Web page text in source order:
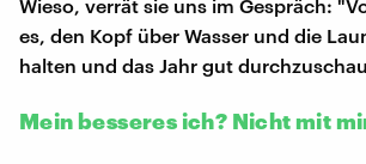
Wieso, verrät sie uns im Gespräch:
es, den Kopf über Wasser und die
halten und das Jahr gut
Mein besseres ich? Nicht mit